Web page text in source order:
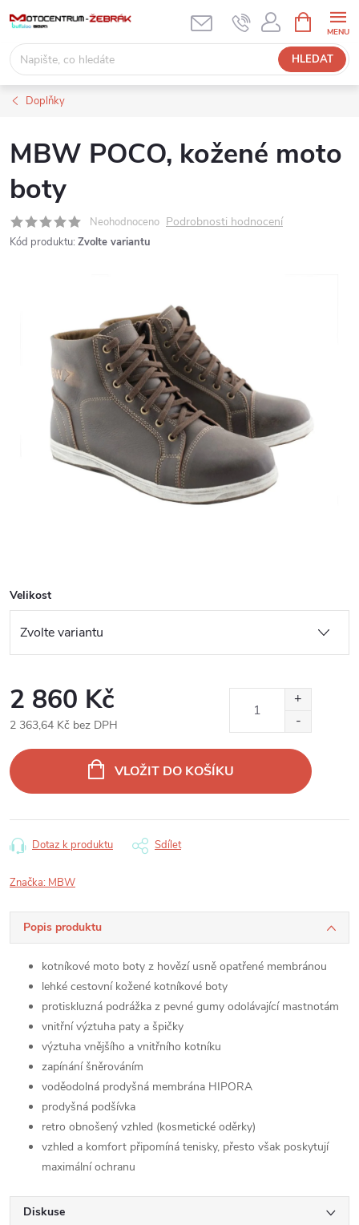
obsah
HLEDAT
NÁKUPNÍ
KOŠÍK
Doplňky
MBW POCO, kožené moto
boty
Neohodnoceno Podrobnosti hodnocení
Kód produktu: Zvolte variantu
Velikost
2 860 Kč
2 363,64 Kč bez DPH
cena:
VLOŽIT DO KOŠÍKU
Dotaz k produktu Sdílet
Značka: MBW
Popis produktu
kotníkové moto boty z hovězí usně opatřené membránou
lehké cestovní kožené kotníkové boty
protiskluzná podrážka z pevné gumy odolávající mastnotám
vnitřní výztuha paty a špičky
výztuha vnějšího a vnitřního kotníku
zapínání šněrováním
voděodolná prodyšná membrána HIPORA
prodyšná podšívka
retro obnošený vzhled (kosmetické oděrky)
vzhled a komfort připomíná tenisky, přesto však poskytují
maximální ochranu
Diskuse